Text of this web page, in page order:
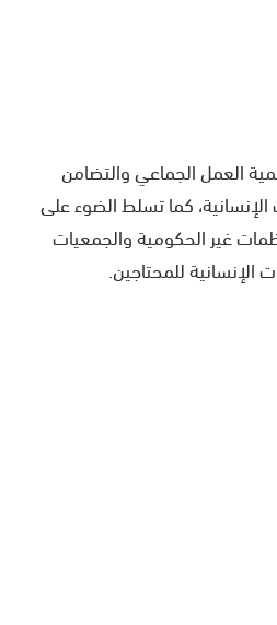
العمل الجماعي والتضامن
كما تسلط الضوء على
غير الحكومية والجمعيات
الإنسانية للمحتاجين.